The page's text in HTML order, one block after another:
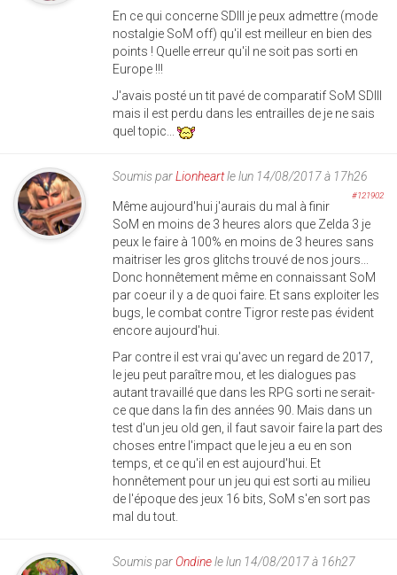
En ce qui concerne SDIII je peux admettre (mode
nostalgie SoM off) qu'il est meilleur en bien des
points ! Quelle erreur qu'il ne soit pas sorti en
Europe !!!
J'avais posté un tit pavé de comparatif SoM SDIII
mais il est perdu dans les entrailles de je ne sais
quel topic...
Soumis parLionheartle lun 14/08/2017 à 17h26
#121902
Même aujourd'hui j'aurais du mal à finir
SoM en moins de 3 heures alors que Zelda 3 je
peux le faire à 100% en moins de 3 heures sans
maitriser les gros glitchs trouvé de nos jours...
Donc honnêtement même en connaissant SoM
par coeur il y a de quoi faire. Et sans exploiter les
bugs, le combat contre Tigror reste pas évident
encore aujourd'hui.
Par contre il est vrai qu'avec un regard de 2017,
le jeu peut paraître mou, et les dialogues pas
autant travaillé que dans les RPG sorti ne serait-
ce que dans la fin des années 90. Mais dans un
test d'un jeu old gen, il faut savoir faire la part des
choses entre l'impact que le jeu a eu en son
temps, et ce qu'il en est aujourd'hui. Et
honnêtement pour un jeu qui est sorti au milieu
de l'époque des jeux 16 bits, SoM s'en sort pas
mal du tout.
Soumis parOndinele lun 14/08/2017 à 16h27